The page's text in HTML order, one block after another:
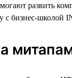
развить
бизнес-школой